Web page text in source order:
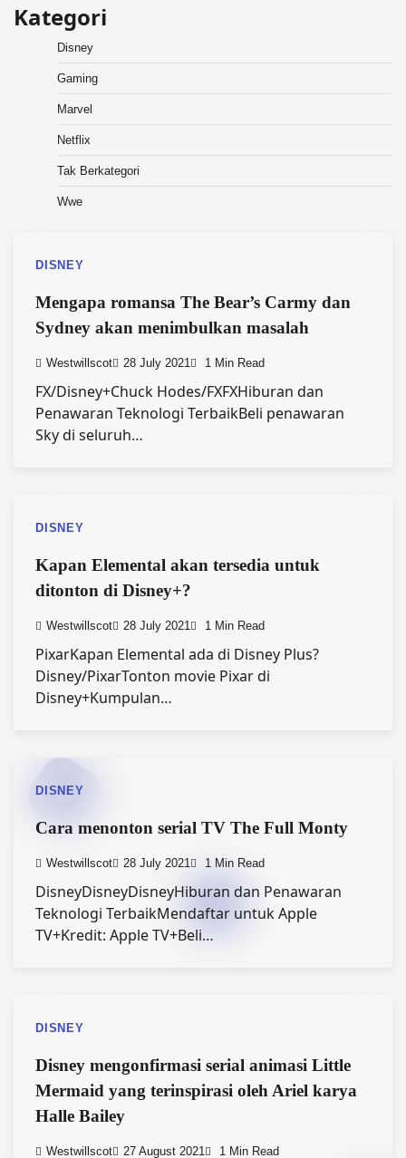
Kategori
Disney
Gaming
Marvel
Netflix
Tak Berkategori
Wwe
DISNEY
Mengapa romansa The Bear’s Carmy dan
Sydney akan menimbulkan masalah
Westwillscot 28 July 2021 1 Min Read
FX/Disney+Chuck Hodes/FXFXHiburan dan
Penawaran Teknologi TerbaikBeli penawaran
Sky di seluruh…
DISNEY
Kapan Elemental akan tersedia untuk
ditonton di Disney+?
Westwillscot 28 July 2021 1 Min Read
PixarKapan Elemental ada di Disney Plus?
Disney/PixarTonton movie Pixar di
Disney+Kumpulan…
DISNEY
Cara menonton serial TV The Full Monty
Westwillscot 28 July 2021 1 Min Read
DisneyDisneyDisneyHiburan dan Penawaran
Teknologi TerbaikMendaftar untuk Apple
TV+Kredit: Apple TV+Beli…
DISNEY
Disney mengonfirmasi serial animasi Little
Mermaid yang terinspirasi oleh Ariel karya
Halle Bailey
Westwillscot 27 August 2021 1 Min Read